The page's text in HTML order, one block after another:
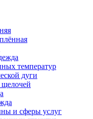
температур
дуги
щелочей
и сферы услуг